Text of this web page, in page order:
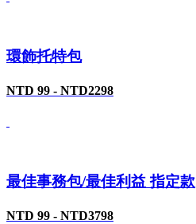
環飾托特包
NTD 99 - NTD2298
最佳事務包/最佳利益 指定款
NTD 99 - NTD3798